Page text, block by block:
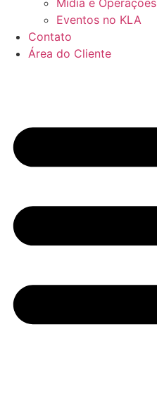
Mídia e Operações
Eventos no KLA
Contato
Área do Cliente